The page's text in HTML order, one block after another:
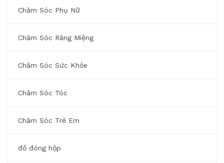
Chăm Sóc Phụ Nữ
Chăm Sóc Răng Miệng
Chăm Sóc Sức Khỏe
Chăm Sóc Tóc
Chăm Sóc Trẻ Em
đồ đóng hộp